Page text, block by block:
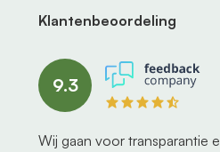
Klantenbeoordeling
9.3
Wij gaan voor transparantie